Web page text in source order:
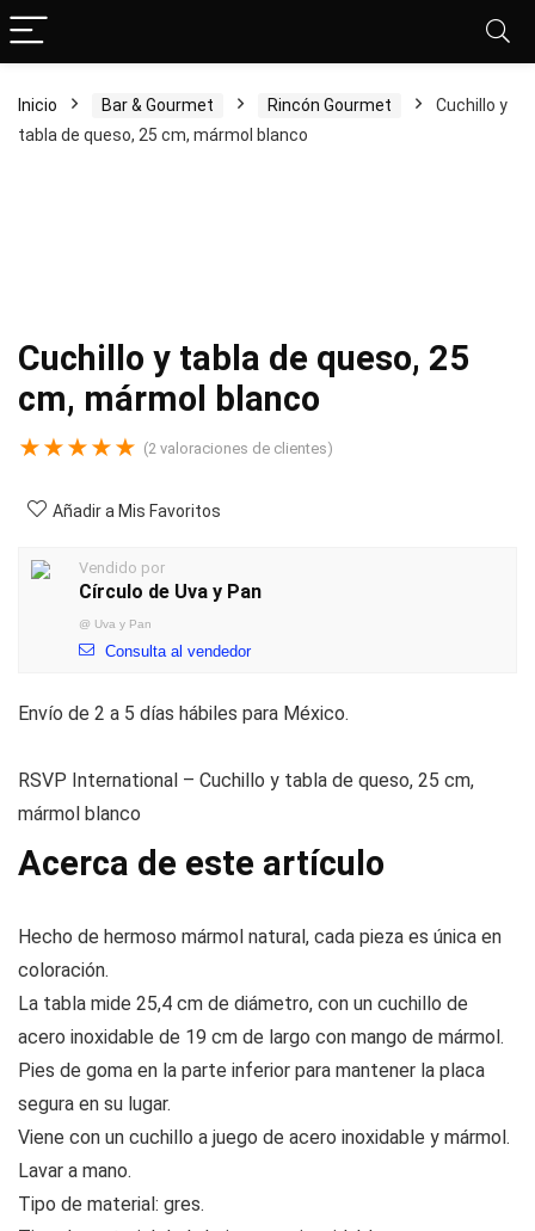
Inicio Bar & Gourmet Rincón Gourmet
Cuchillo y
tabla de queso, 25 cm, mármol blanco
Cuchillo y tabla de queso, 25
cm, mármol blanco
★★★★★ (2 valoraciones de clientes)
Añadir a Mis Favoritos
Vendido por
Círculo de Uva y Pan
@ Uva y Pan
Consulta al vendedor
Envío de 2 a 5 días hábiles para México.
RSVP International – Cuchillo y tabla de queso, 25 cm,
mármol blanco
Acerca de este artículo
Hecho de hermoso mármol natural, cada pieza es única en
coloración.
La tabla mide 25,4 cm de diámetro, con un cuchillo de
acero inoxidable de 19 cm de largo con mango de mármol.
Pies de goma en la parte inferior para mantener la placa
segura en su lugar.
Viene con un cuchillo a juego de acero inoxidable y mármol.
Lavar a mano.
Tipo de material: gres.